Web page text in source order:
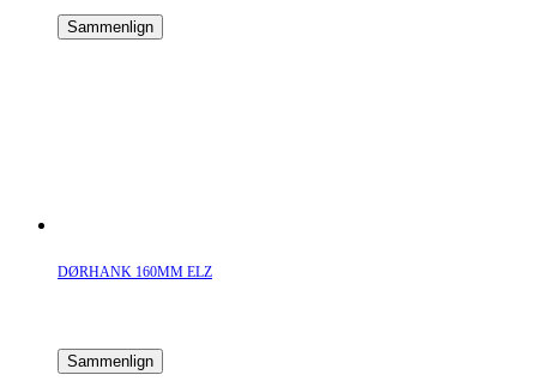
Sammenlign
DØRHANK 160MM ELZ
Sammenlign